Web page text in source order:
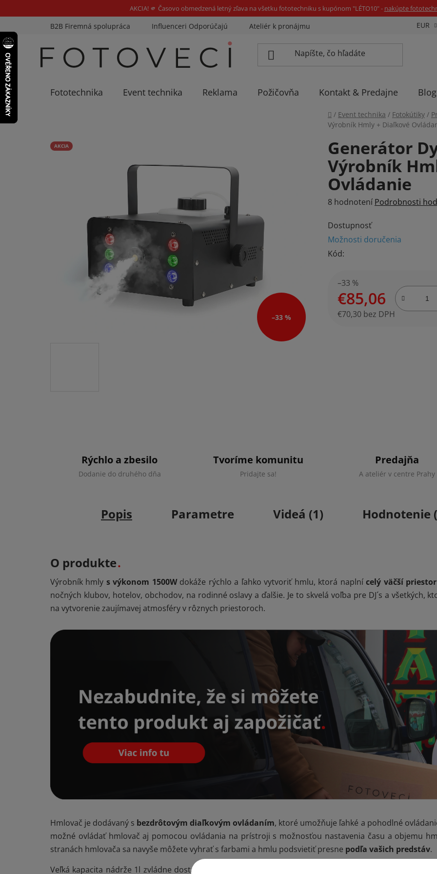
AKCIA! 🫵 Časovo obmedzená letný zľava na všetku fototechniku s kupónom "LÉTO10" - nakúpte
na
obsah
B2B Firemná spolupráca Influenceri Odporúčajú Ateliér k pronájmu EUR
Fototechnika Event technika Reklama Požičovňa Kontakt & Predajne Blog
Domov
/ Event technika / Fotokútiky /
Výrobník Hmly + Diaľkové
Generátor
Výrobník
Ovládanie
Priemerné
produktu
je
4,9
hviezdičiek.
8 hodnotení Podrobnosti
Dostupnosť
Možnosti doručenia
Kód:
–33 %
€85,06
€70,30 bez DPH
AKCIA
–33 %
Rýchlo a zbesilo
Dodanie do druhého dňa
Tvoríme komunitu
Pridajte sa!
Predajňa
A ateliér v centre Prahy
Popis Parametre Videá (1) Hodnotenie
O produkte
Výrobník hmly s výkonom 1500Wdokáže rýchlo a ľahko vytvoriť hmlu, ktorá naplnícelý väčší priestor
nočných klubov, hotelov, obchodov, na rodinné oslavy a ďalšie. Je to skvelá voľba pre DJ´s a všetkých,
na vytvorenie zaujímavej atmosféry v rôznych priestoroch.
Hmlovač je dodávaný s bezdrôtovým diaľkovým ovládaním, ktoré umožňuje ľahké a pohodlné
možné ovládať hmlovač aj pomocou ovládania na prístroji s možnosťou nastavenia času a objemu
stranách hmlovača sa navyše môžete vyhrať s farbami a hmlu podsvietiť presne podľa vašich predstáv.
Veľká kapacita nádrže 1l zvládne dostatočne vyplniť hmlou aj väčšie priestory za veľmi krátky čas. Do